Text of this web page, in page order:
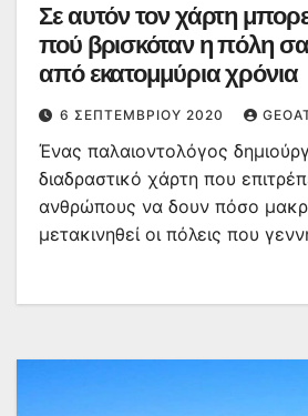
Σε αυτόν τον χάρτη
πού βρισκόταν η πόλη
από εκατομμύρια χρόνια
6 ΣΕΠΤΕΜΒΡΊΟΥ 2020
Ένας παλαιοντολόγος
διαδραστικό χάρτη που
ανθρώπους να δουν πόσο
μετακινηθεί οι πόλεις που